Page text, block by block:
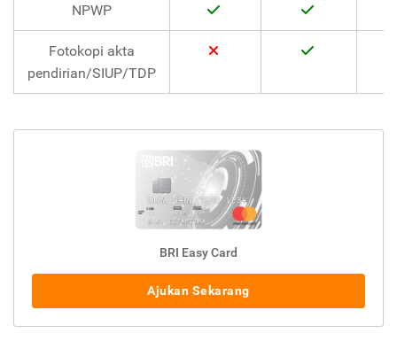
NPWP
Fotokopi akta
pendirian/SIUP/TDP
BRI Easy Card
Ajukan Sekarang